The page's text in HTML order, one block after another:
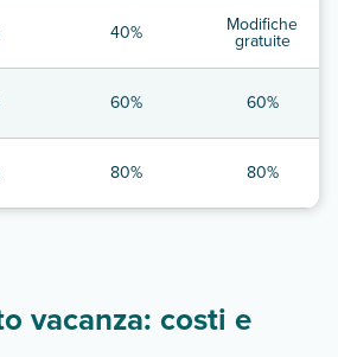
40% Modifiche
gratuite
60% 60%
80% 80%
vacanza: costi e